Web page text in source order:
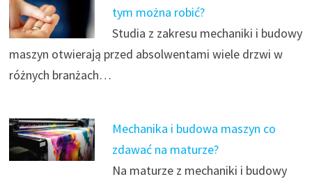
tym można robić?
Studia z zakresu mechaniki i budowy
maszyn otwierają przed absolwentami wiele drzwi w
różnych branżach…
Mechanika i budowa maszyn co
zdawać na maturze?
Na maturze z mechaniki i budowy